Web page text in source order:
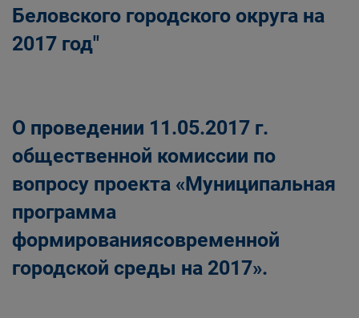
Беловского городского округа на
2017 год"
О проведении 11.05.2017 г.
общественной комиссии по
вопросу проекта «Муниципальная
программа
формированиясовременной
городской среды на 2017».